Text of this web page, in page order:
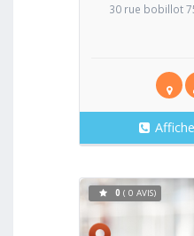
30 rue bobillot
0 ( 0 AVIS)